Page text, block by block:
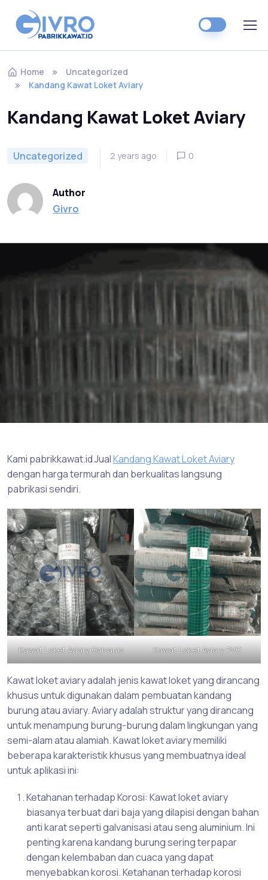
Home
Uncategorized
Kandang Kawat Loket Aviary
Kandang Kawat Loket Aviary
Uncategorized 2 years ago 0
Author
Givro
Kami pabrikkawat.id JualKandang Kawat Loket Aviary
dengan harga termurah dan berkualitas langsung
pabrikasi sendiri.
Kawat Loket Aviary Galvanis Kawat Loket Aviary PVC
Kawat loket aviary adalah jenis kawat loket yang dirancang
khusus untuk digunakan dalam pembuatan kandang
burung atau aviary. Aviary adalah struktur yang dirancang
untuk menampung burung-burung dalam lingkungan yang
semi-alam atau alamiah. Kawat loket aviary memiliki
beberapa karakteristik khusus yang membuatnya ideal
untuk aplikasi ini:
Ketahanan terhadap Korosi: Kawat loket aviary
biasanya terbuat dari baja yang dilapisi dengan bahan
anti karat seperti galvanisasi atau seng aluminium. Ini
penting karena kandang burung sering terpapar
dengan kelembaban dan cuaca yang dapat
menyebabkan korosi. Ketahanan terhadap korosi